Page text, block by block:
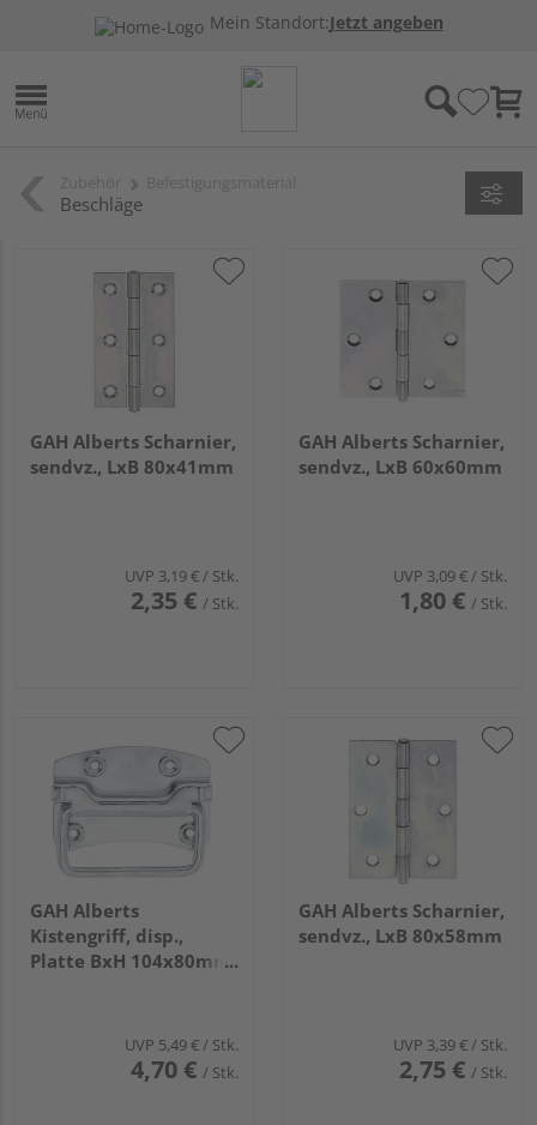
Mein Standort:Jetzt angeben
Beschläge
GAH Alberts Scharnier,
sendvz., LxB 80x41mm
UVP 3,19 €/ Stk.
2,35 € / Stk.
GAH Alberts Scharnier,
sendvz., LxB 60x60mm
UVP 3,09 €/ Stk.
1,80 € / Stk.
GAH Alberts
Kistengriff, disp.,
Platte BxH 104x80mm,
UVP 5,49 €/ Stk.
4,70 € / Stk.
GAH Alberts Scharnier,
sendvz., LxB 80x58mm
UVP 3,39 €/ Stk.
2,75 € / Stk.